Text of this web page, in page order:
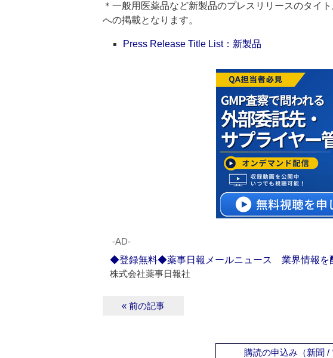
＊一般用医薬品など新製品のプレスリリースのタイ
への掲載となります。
Press Release Title List：新製品
‐AD‐
◆登録無料◆薬事日報メールニュース 業界情報を
株式会社薬事日報社
« 前の記事
購読の申込み（新聞 /